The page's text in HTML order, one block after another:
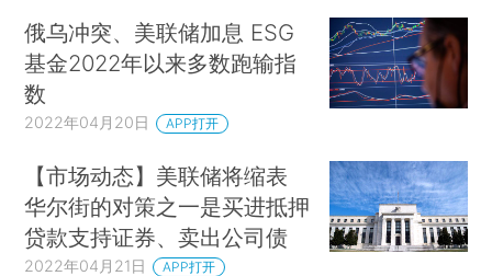
俄乌冲突、美联储加息 ESG
基金2022年以来多数跑输指
数
2022年04月20日 APP打开
【市场动态】美联储将缩表
华尔街的对策之一是买进抵押
贷款支持证券、卖出公司债
2022年04月21日 APP打开